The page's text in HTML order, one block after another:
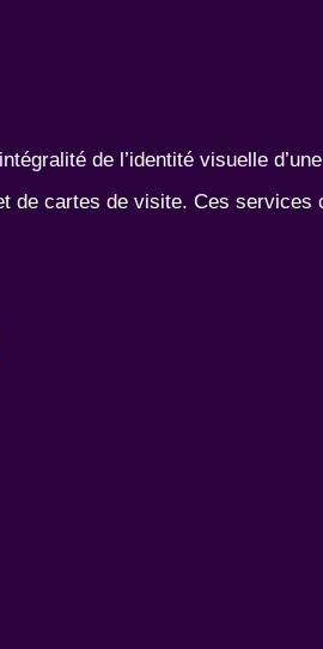
de l’identité visuelle
de cartes de visite. Ces services